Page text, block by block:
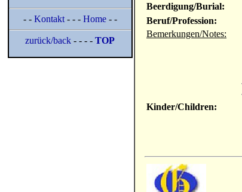
Beerdigung/Burial:
Beruf/Profession:
Bemerkungen/Notes:
Kinder/Children:
- - Kontakt- - - Home- -
zurück/back - - - -TOP